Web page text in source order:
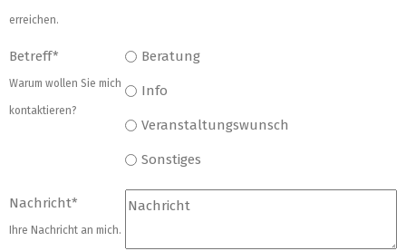
erreichen.
Betreff*
Warum wollen Sie mich
kontaktieren?
Beratung
Info
Veranstaltungswunsch
Sonstiges
Nachricht*
Ihre Nachricht an mich.